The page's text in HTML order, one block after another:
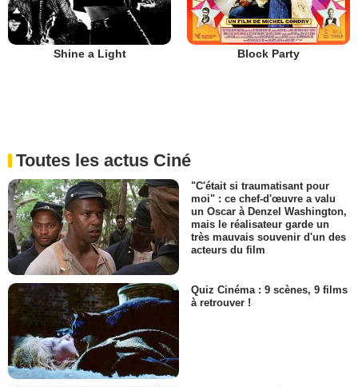
Shine a Light Block Party
Toutes les actus Ciné
"C'était si traumatisant pour
moi" : ce chef-d'œuvre a valu
un Oscar à Denzel Washington,
mais le réalisateur garde un
très mauvais souvenir d'un des
acteurs du film
Quiz Cinéma : 9 scènes, 9 films
à retrouver !